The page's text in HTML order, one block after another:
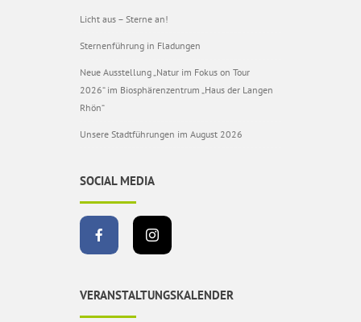
Licht aus – Sterne an!
Sternenführung in Fladungen
Neue Ausstellung „Natur im Fokus on Tour
2026“ im Biosphärenzentrum „Haus der Langen
Rhön“
Unsere Stadtführungen im August 2026
SOCIAL MEDIA
VERANSTALTUNGSKALENDER